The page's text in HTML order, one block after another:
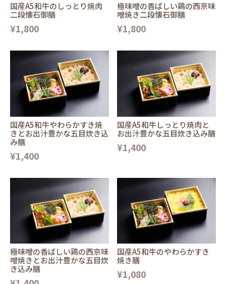
国産A5和牛のしっとり焼肉
二段懐石御膳
¥1,800
極味噌の香ばしい鶏の西京味
噌焼き二段懐石御膳
¥1,800
国産A5和牛やわらかすき焼
きとお出汁豊かな五目炊き込
み膳
¥1,400
国産A5和牛しっとり焼肉と
お出汁豊かな五目炊き込み膳
¥1,400
極味噌の香ばしい鶏の西京味
噌焼きとお出汁豊かな五目炊
き込み膳
国産A5和牛のやわらかすき
焼き膳
¥1,080